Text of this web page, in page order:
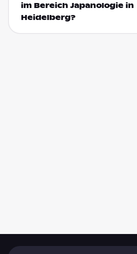
im Bereich Japanologie in
Heidelberg?